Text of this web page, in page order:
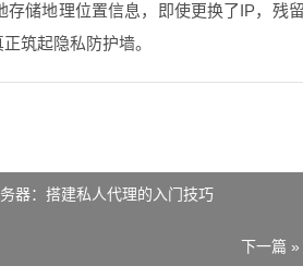
存储地理位置信息，即使更换了IP，残留
筑起隐私防护墙。
器：搭建私人代理的入门技巧
下一篇 »